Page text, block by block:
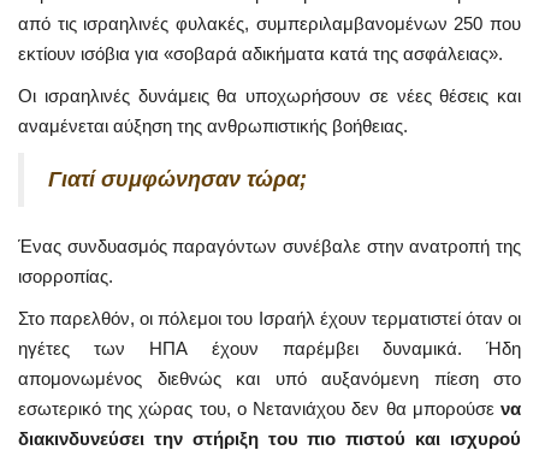
από τις ισραηλινές φυλακές, συμπεριλαμβανομένων 250 που
εκτίουν ισόβια για «σοβαρά αδικήματα κατά της ασφάλειας».
Οι ισραηλινές δυνάμεις θα υποχωρήσουν σε νέες θέσεις και
αναμένεται αύξηση της ανθρωπιστικής βοήθειας.
Γιατί συμφώνησαν τώρα;
Ένας συνδυασμός παραγόντων συνέβαλε στην ανατροπή της
ισορροπίας.
Στο παρελθόν, οι πόλεμοι του Ισραήλ έχουν τερματιστεί όταν οι
ηγέτες των ΗΠΑ έχουν παρέμβει δυναμικά. Ήδη
απομονωμένος διεθνώς και υπό αυξανόμενη πίεση στο
εσωτερικό της χώρας του, ο Νετανιάχου δεν θα μπορούσε να
διακινδυνεύσει την στήριξη του πιο πιστού και ισχυρού